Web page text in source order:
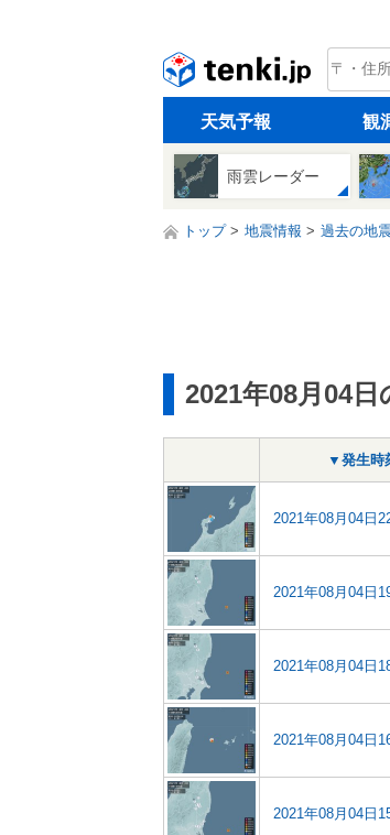
tenki.jp
天気予報 観
雨雲レーダー
トップ 地震情報 過去の地
2021年08月04日
▼発生時
2021年08月04日
2021年08月04日
2021年08月04日
2021年08月04日
2021年08月04日